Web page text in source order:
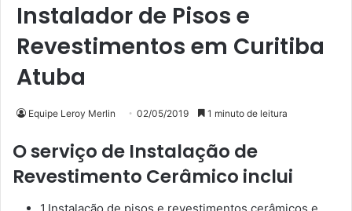
Instalador de Pisos e
Revestimentos em Curitiba
Atuba
Equipe Leroy Merlin 02/05/2019 1 minuto de leitura
O serviço de Instalação de
Revestimento Cerâmico inclui